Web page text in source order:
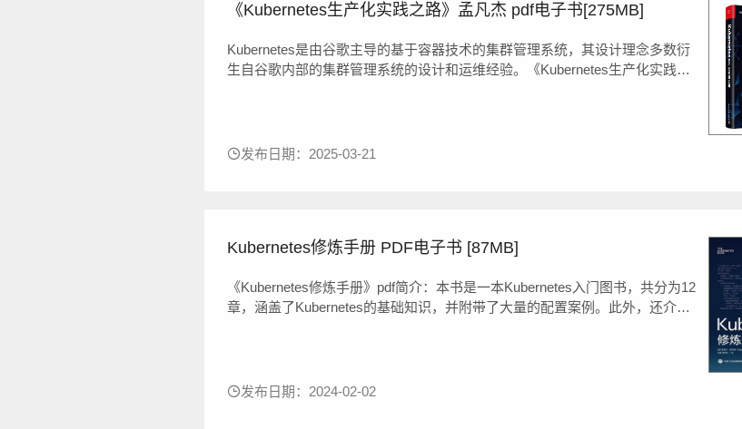
《Kubernetes生产化实践之路》孟凡杰 pdf电子书[275MB]
Kubernetes是由谷歌主导的基于容器技术的集群管理系统，其设计理念多数衍
生自谷歌内部的集群管理系统的设计和运维经验。《Kubernetes生产化实践之
发布日期：2025-03-21
Kubernetes修炼手册 PDF电子书 [87MB]
《Kubernetes修炼手册》pdf简介：本书是一本Kubernetes入门图书，共分为12
章，涵盖了Kubernetes的基础知识，并附带了大量的配置案例。此外，还介绍
发布日期：2024-02-02